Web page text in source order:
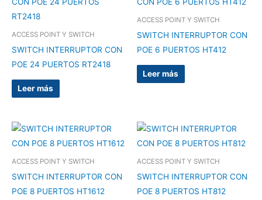
ACCESS POINT Y SWITCH
SWITCH INTERRUPTOR CON
POE 24 PUERTOS RT2418
Leer más
ACCESS POINT Y SWITCH
SWITCH INTERRUPTOR CON
POE 6 PUERTOS HT412
Leer más
ACCESS POINT Y SWITCH
SWITCH INTERRUPTOR CON
POE 8 PUERTOS HT1612
ACCESS POINT Y SWITCH
SWITCH INTERRUPTOR CON
POE 8 PUERTOS HT812